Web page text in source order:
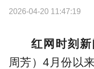
2026-04-20 11:47:19
红网时刻
周芳）4月份以